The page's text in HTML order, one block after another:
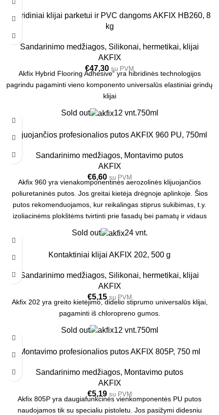
Hibridiniai klijai parketui ir PVC dangoms AKFIX HB260, 8
kg
Sandarinimo medžiagos, Silikonai, hermetikai, klijai
AKFIX
€47,30 su PVM
Akfix Hybrid Flooring Adhesive“ yra hibridinės technologijos
pagrindu pagaminti vieno komponento universalūs elastiniai grindų
klijai
Sold out 12 vnt.750ml
Klijuojančios profesionalios putos AKFIX 960 PU, 750ml
Sandarinimo medžiagos, Montavimo putos
AKFIX
€6,60 su PVM
Akfix 960 yra vienakomponentinės aerozolinės klijuojančios
poliuretaninės putos. Jos greitai kietėja drėgnoje aplinkoje. Šios
putos rekomenduojamos, kur reikalingas stiprus sukibimas, t.y.
izoliacinėms plokštėms tvirtinti prie fasadų bei pamatų ir vidaus
apdailos plokštėms tvirtinti.
Sold out 24 vnt.
Kontaktiniai klijai AKFIX 202, 500 g
Sandarinimo medžiagos, Silikonai, hermetikai, klijai
AKFIX
€5,15 su PVM
Akfix 202 yra greito kietėjimo, didelio stiprumo universalūs klijai,
pagaminti iš chloropreno gumos.
Sold out 12 vnt.750ml
Montavimo profesionalios putos AKFIX 805P, 750 ml
Sandarinimo medžiagos, Montavimo putos
AKFIX
€5,19 su PVM
Akfix 805P yra daugiafunkcinės vienkomponentės PU putos
naudojamos tik su specialiu pistoletu. Jos pasižymi didesniu